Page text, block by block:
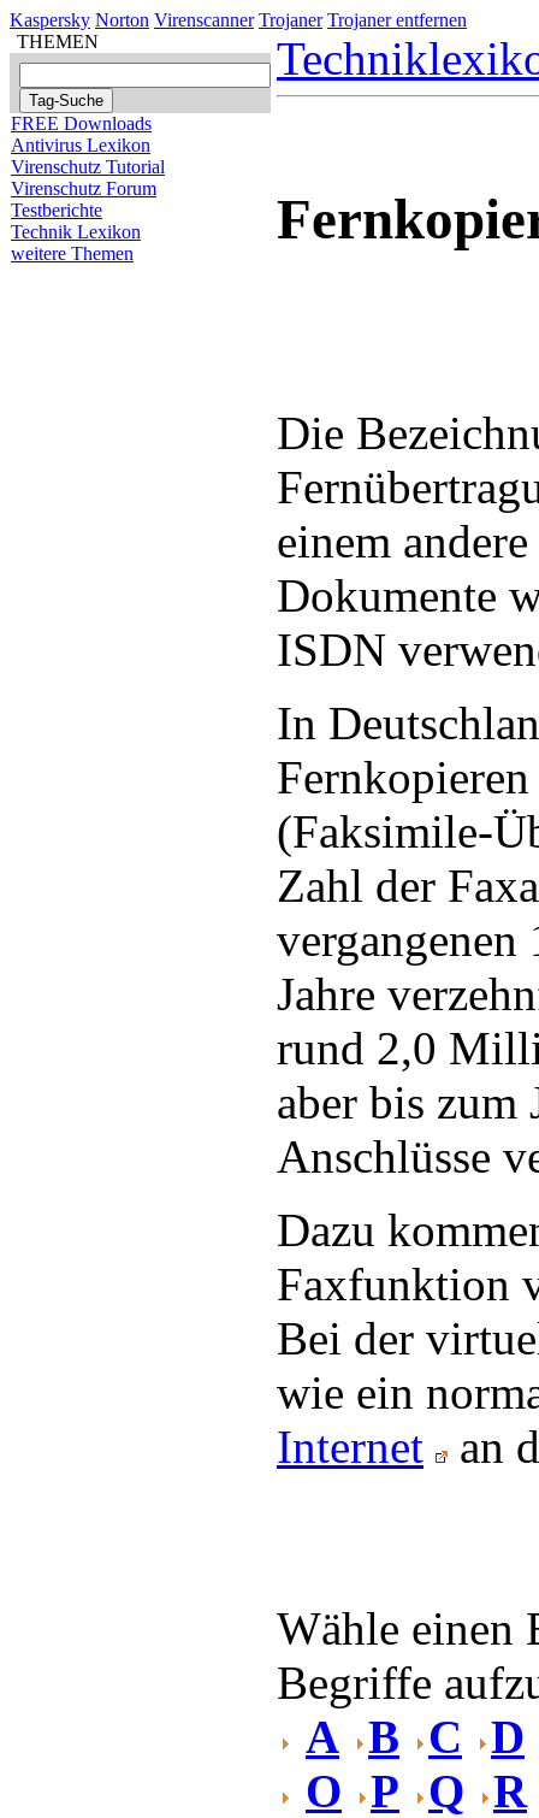
Kaspersky Norton Virenscanner Trojaner Trojaner entfernen
THEMEN
FREE Downloads
Antivirus Lexikon
Virenschutz Tutorial
Virenschutz Forum
Testberichte
Technik Lexikon
weitere Themen
Die
einem
Dokumente
ISDN
In
(Faksimile-
Zahl der
vergangenen
Jahre
rund 2,0
aber bis
Anschlüsse
Dazu
Faxfunktion
Bei der
wie ein
Internet
an
Wähle einen
Begriffe
A B C
D
O P Q R